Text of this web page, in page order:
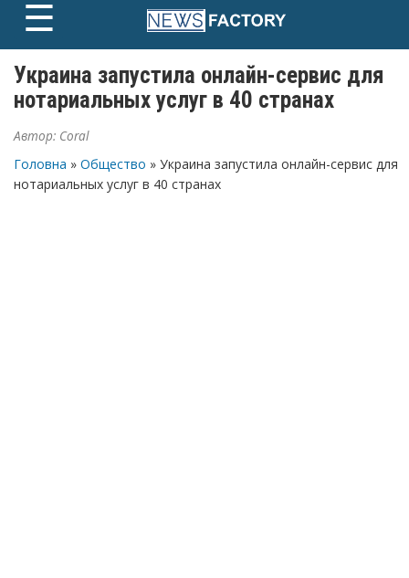
content
☰
Украина запустила онлайн-сервис для
нотариальных услуг в 40 странах
Автор: Coral
Головна » Общество » Украина запустила онлайн-сервис для
нотариальных услуг в 40 странах